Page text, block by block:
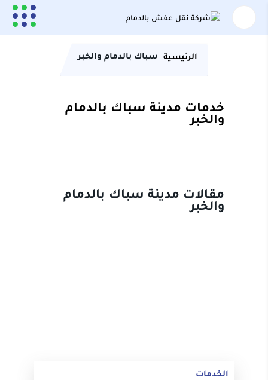
الرئيسية سباك بالدمام والخبر
خدمات مدينة سباك بالدمام
والخبر
مقالات مدينة سباك بالدمام
والخبر
الخدمات